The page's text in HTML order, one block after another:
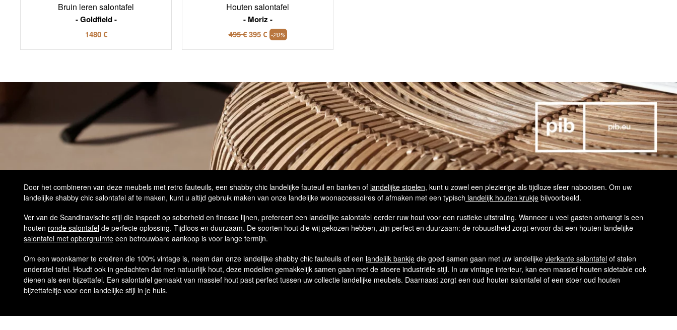
Bruin leren salontafel
Goldfield
1480 €
Houten salontafel
Moriz
495 €395 € -20%
Door het combineren van deze meubels met retro fauteuils, een shabby chic landelijke fauteuil en banken of landelijke stoelen, kunt u zowel een plezierige als tijdloze sfeer nabootsen. Om uw
landelijke shabby chic salontafel af te maken, kunt u altijd gebruik maken van onze landelijke woonaccessoires of afmaken met een typisch landelijk houten krukje bijvoorbeeld.
Ver van de Scandinavische stijl die inspeelt op soberheid en finesse lijnen, prefereert een landelijke salontafel eerder ruw hout voor een rustieke uitstraling. Wanneer u veel gasten ontvangt is een
houten ronde salontafel de perfecte oplossing. Tijdloos en duurzaam. De soorten hout die wij gekozen hebben, zijn perfect en duurzaam: de robuustheid zorgt ervoor dat een houten landelijke
salontafel met opbergruimte een betrouwbare aankoop is voor lange termijn.
Om een woonkamer te creëren die 100% vintage is, neem dan onze landelijke shabby chic fauteuils of een landelijk bankje die goed samen gaan met uw landelijke vierkante salontafel of stalen
onderstel tafel. Houdt ook in gedachten dat met natuurlijk hout, deze modellen gemakkelijk samen gaan met de stoere industriële stijl. In uw vintage interieur, kan een massief houten sidetable ook
dienen als een bijzettafel. Een salontafel gemaakt van massief hout past perfect tussen uw collectie landelijke meubels. Daarnaast zorgt een oud houten salontafel of een stoer oud houten
bijzettafeltje voor een landelijke stijl in je huis.